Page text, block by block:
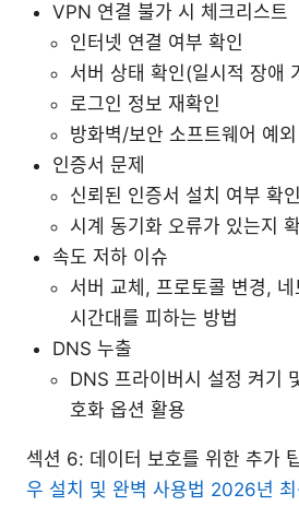
VPN 연결 불가 시 체크리스트
인터넷 연결 여부 확인
서버 상태 확인(일시적 장애
로그인 정보 재확인
방화벽/보안 소프트웨어 예
인증서 문제
신뢰된 인증서 설치 여부 확인
시계 동기화 오류가 있는지
속도 저하 이슈
서버 교체, 프로토콜 변경,
시간대를 피하는 방법
DNS 누출
DNS 프라이버시 설정 켜기
호화 옵션 활용
섹션 6: 데이터 보호를 위한 추가
우 설치 및 완벽 사용법 2026년 최